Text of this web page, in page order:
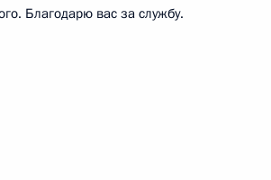
Благодарю вас за службу.